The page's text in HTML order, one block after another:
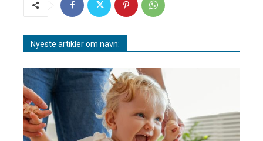
Nyeste artikler om navn: